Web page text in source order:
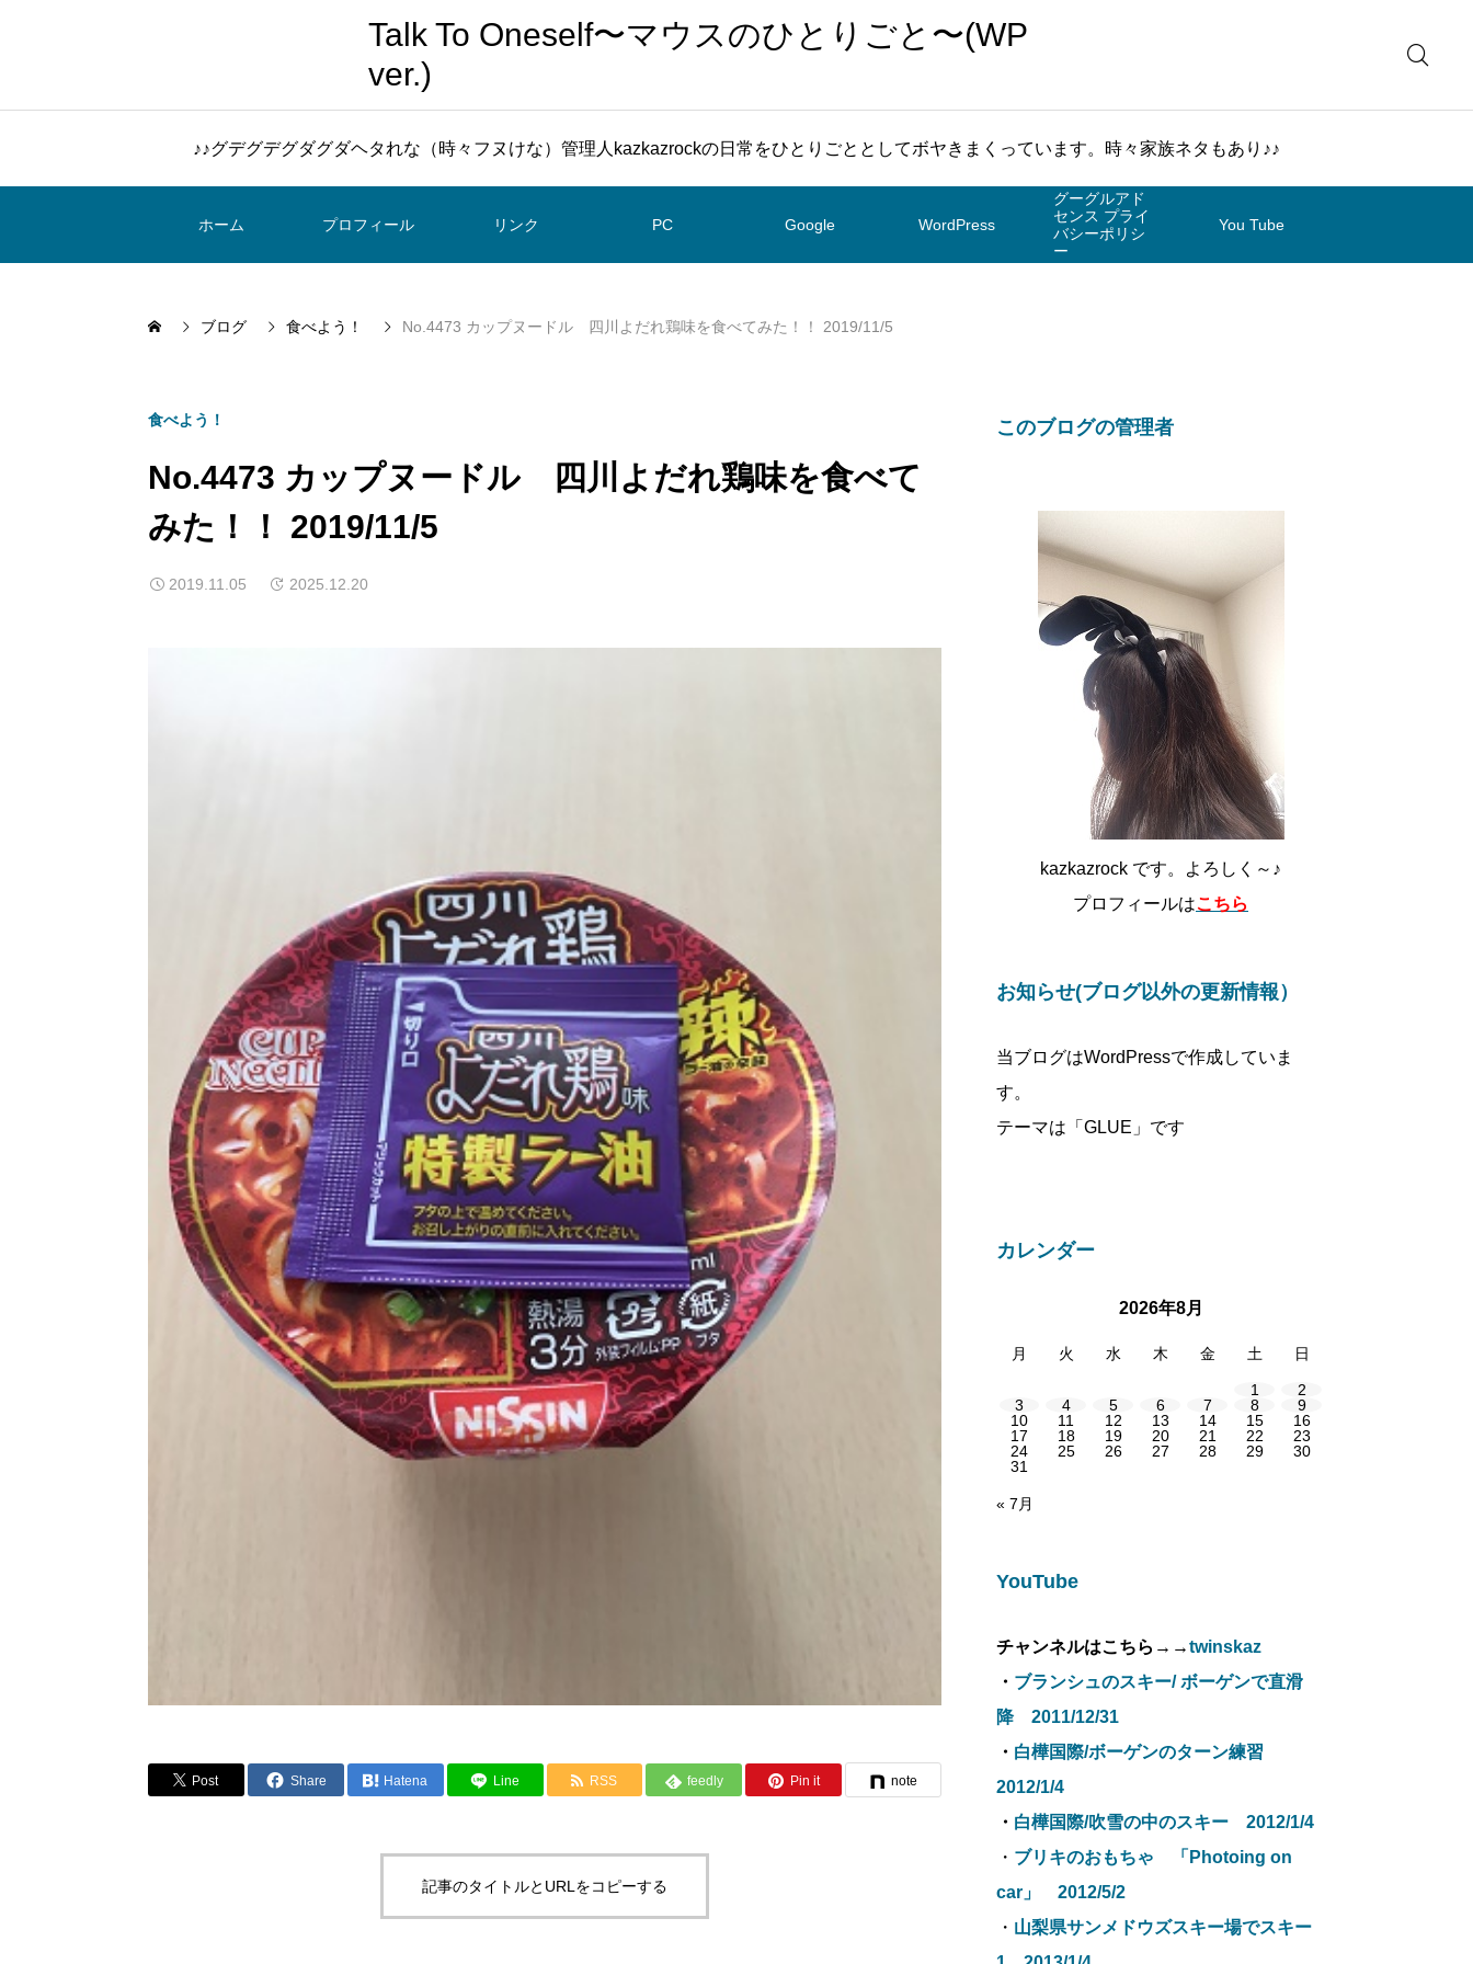
Talk To Oneself〜マウスのひとりごと〜(WP
ver.)
♪♪グデグデグダグダヘタれな（時々フヌけな）管理人kazkazrockの日常をひとりごととしてボヤきまくっています。時々家族ネタもあり♪♪
ホーム プロフィール リンク PC Google WordPress
グーグルアド
センス プライ
バシーポリシ
ー
You Tube
ブログ 食べよう！ No.4473 カップヌードル 四川よだれ鶏味を食べてみた！！ 2019/11/5
食べよう！
No.4473 カップヌードル 四川よだれ鶏味を食べて
みた！！ 2019/11/5
2019.11.05 2025.12.20
Post Share Hatena Line RSS feedly Pin it note
記事のタイトルとURLをコピーする
このブログの管理者
kazkazrock です。よろしく～♪
プロフィールはこちら
お知らせ(ブログ以外の更新情報）
当ブログはWordPressで作成していま
す。
テーマは「GLUE」です
カレンダー
2026年8月
月 火 水 木 金 土 日
1
2
3
4 5 6 7 8
9
10
11 12 13 14 15
16
17
18 19 20 21 22
23
24
25 26 27 28 29
30
31
« 7月
YouTube
チャンネルはこちら→→twinskaz
・ ブランシュのスキー/ ボーゲンで直滑
降 2011/12/31
・ 白樺国際/ボーゲンのターン練習
2012/1/4
・ 白樺国際/吹雪の中のスキー 2012/1/4
・ ブリキのおもちゃ 「Photoing on
car」 2012/5/2
・ 山梨県サンメドウズスキー場でスキー